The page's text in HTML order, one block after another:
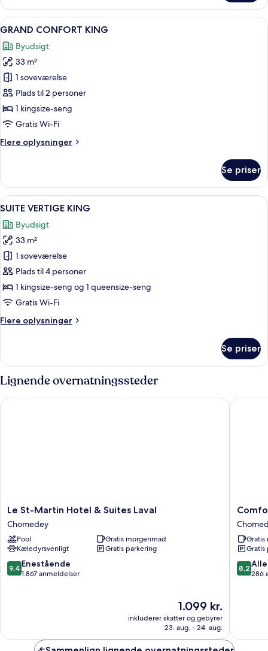
CONFORT
KING
PLUS
Indlæs
alle
billeder
af
GRAND
CONFORT
KING
Et hotelværelse med en stor seng,
5
GRAND CONFORT KING
Byudsigt
33 m²
1 soveværelse
Plads til 2 personer
1 kingsize-seng
Gratis Wi-Fi
Flere oplysninger
Flere
CONFORT
KING
Se priser
Indlæs
alle
billeder
af
SUITE
VERTIGE
KING
Et hotelværelse med en stor seng,
6
SUITE VERTIGE KING
Byudsigt
33 m²
1 soveværelse
Plads til 4 personer
1 kingsize-seng og 1 queensize-seng
Gratis Wi-Fi
Flere oplysninger
Flere
VERTIGE
KING
Se priser
Lignende overnatningssteder
Le
St-
Martin
Hotel
&
Suites
Laval
Le St-Martin Hotel & Suites Laval
Chomedey
Pool
Gratis morgenmad
Kæledyrsvenligt
Gratis parkering
9.4
ud
9,4 Enestående
1.867 anmeldelser
Prisen
1.099 kr.
1.099 kr.
inkluderer skatter og gebyrer
23. aug. - 24. aug.
Le St-Martin Hotel & Suites Laval
Comfort
Inn
-
Laval
-
Gratis
Gratis
8.2
ud
8,2
286
Comfort